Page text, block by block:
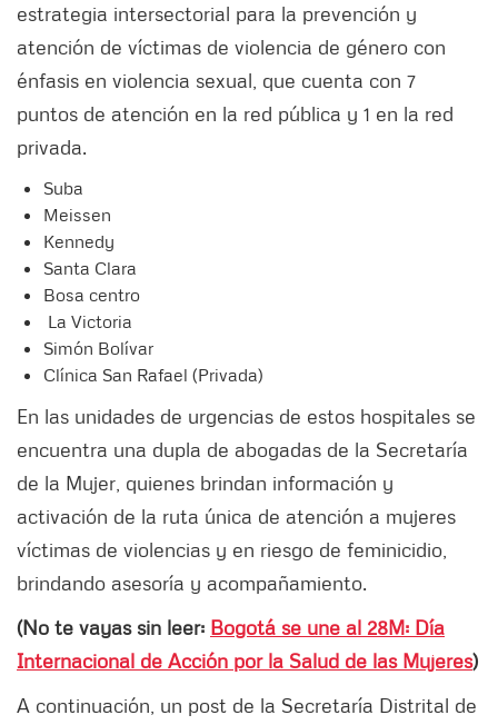
estrategia intersectorial para la prevención y
atención de víctimas de violencia de género con
énfasis en violencia sexual, que cuenta con 7
puntos de atención en la red pública y 1 en la red
privada.
Suba
Meissen
Kennedy
Santa Clara
Bosa centro
La Victoria
Simón Bolívar
Clínica San Rafael (Privada)
En las unidades de urgencias de estos hospitales se
encuentra una dupla de abogadas de la Secretaría
de la Mujer, quienes brindan información y
activación de la ruta única de atención a mujeres
víctimas de violencias y en riesgo de feminicidio,
brindando asesoría y acompañamiento.
(No te vayas sin leer: Bogotá se une al 28M: Día
Internacional de Acción por la Salud de las Mujeres)
A continuación, un post de la Secretaría Distrital de